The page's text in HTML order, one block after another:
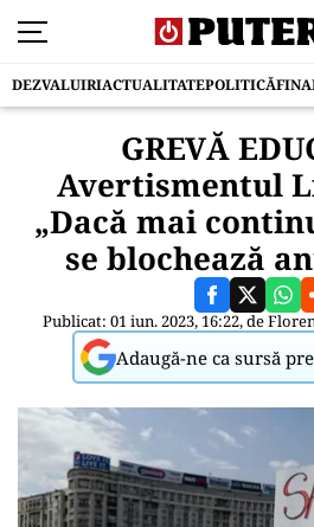
DEZVALUIRIACTUALITATEPOLITICĂ
GREVĂ
Avertismentul
„Dacă mai
se blochează
Publicat: 01 iun. 2023, 16:22, de
Adaugă-ne ca sursă